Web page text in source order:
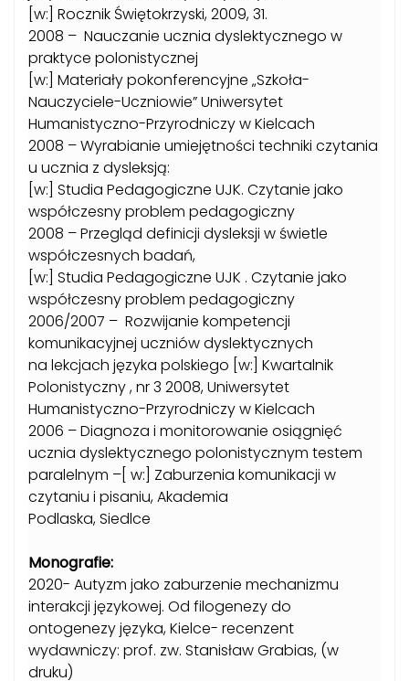
[w:] Rocznik Świętokrzyski, 2009, 31.
2008 – Nauczanie ucznia dyslektycznego w
praktyce polonistycznej
[w:] Materiały pokonferencyjne „Szkoła-
Nauczyciele-Uczniowie” Uniwersytet
Humanistyczno-Przyrodniczy w Kielcach
2008 – Wyrabianie umiejętności techniki czytania
u ucznia z dysleksją:
[w:] Studia Pedagogiczne UJK. Czytanie jako
współczesny problem pedagogiczny
2008 – Przegląd definicji dysleksji w świetle
współczesnych badań,
[w:] Studia Pedagogiczne UJK . Czytanie jako
współczesny problem pedagogiczny
2006/2007 – Rozwijanie kompetencji
komunikacyjnej uczniów dyslektycznych
na lekcjach języka polskiego [w:] Kwartalnik
Polonistyczny , nr 3 2008, Uniwersytet
Humanistyczno-Przyrodniczy w Kielcach
2006 – Diagnoza i monitorowanie osiągnięć
ucznia dyslektycznego polonistycznym testem
paralelnym –[ w:] Zaburzenia komunikacji w
czytaniu i pisaniu, Akademia
Podlaska, Siedlce
Monografie:
2020- Autyzm jako zaburzenie mechanizmu
interakcji językowej. Od filogenezy do
ontogenezy języka, Kielce- recenzent
wydawniczy: prof. zw. Stanisław Grabias, (w
druku)